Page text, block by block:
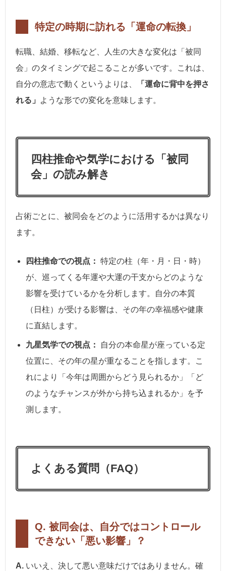
特定の時期に訪れる「運命の転換」
転職、結婚、移転など、人生の大きな変化は「被同
会」のタイミングで起こることが多いです。これは、
自分の意志で動くというよりは、
「運命に背中を押さ
れる」
ような形での変化を意味します。
四柱推命や気学における「被同
会」の読み解き
占術ごとに、被同会をどのように活用するかは異なり
ます。
四柱推命での視点： 特定の柱（年・月・日・時）
が、巡ってくる年運や大運の干支からどのような
影響を受けているかを分析します。自分の本質
（日柱）が受ける影響は、その年の幸福感や健康
に直結します。
九星気学での視点：
自分の本命星が座っている定
位置に、その年の星が重なることを指します。こ
れにより「今年は周囲からどう見られるか」「ど
のようなチャンスが外から持ち込まれるか」を予
測します。
よくある質問（FAQ）
Q. 被同会は、自分ではコントロール
できない「悪い影響」？
A. いいえ、決して悪い意味だけではありません。確